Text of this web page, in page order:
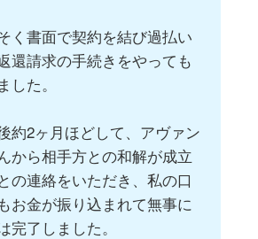
く書面で契約を結び過払い
還請求の手続きをやっても
した。
約2ヶ月ほどして、アヴァン
から相手方との和解が成立
の連絡をいただき、私の口
お金が振り込まれて無事に
完了しました。